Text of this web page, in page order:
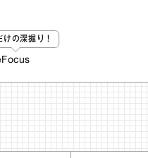
けの深掘り！
Focus